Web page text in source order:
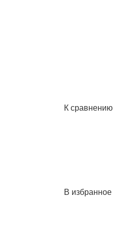
К сравнению
В избранное